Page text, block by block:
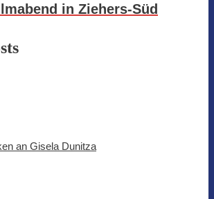
in Ziehers-Süd
an Gisela Dunitza